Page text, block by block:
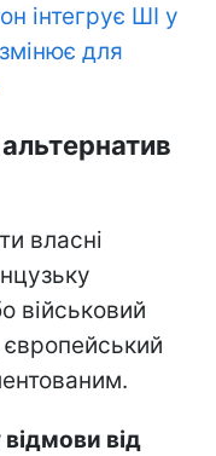
інтегрує ШІ у
для
власні
військовий
від